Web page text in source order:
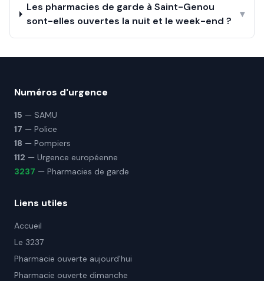
Les pharmacies de garde à Saint-Genou
sont-elles ouvertes la nuit et le week-end ?
▾
Numéros d'urgence
15 — SAMU
17 — Police
18 — Pompiers
112 — Urgence européenne
3237 — Pharmacies de garde
Liens utiles
Accueil
Le 3237
Pharmacie ouverte aujourd'hui
Pharmacie ouverte dimanche